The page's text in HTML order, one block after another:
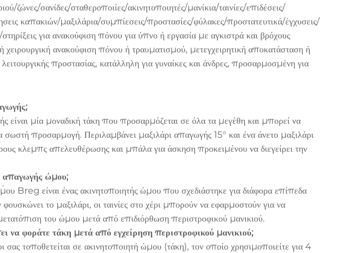
ζώνες/σανίδες/σταθεροποιίες/ακινητοποιητές/μανίκια/ταινίες/επιδέσεις/
καπακιών/μαξιλάρια/συμπίεσεις/προστασίες/φύλακες/προστατευτικά/έγχυσεις/
για ανακούφιση πόνου για ύπνο ή εργασία με αγκιστρά και βρόχους
χειρουργική ανακούφιση πόνου ή τραυματισμού, μετεγχειρητική αποκατάσταση ή
προστασίας, κατάλληλη για γυναίκες και άνδρες, προσαρμοσμένη για
μία μοναδική τάκη που προσαρμόζεται σε όλα τα μεγέθη και μπορεί να
σωστή προσαρμογή. Περιλαμβάνει μαξιλάρι απαγωγής 15° και ένα άνετο μαξιλάρι
κλεμπς απελευθέρωσης και μπάλα για άσκηση προκειμένου να διεγείρει την
απαγωγής ώμου;
Breg είναι ένας ακινητοποιητής ώμου που σχεδιάστηκε για διάφορα επίπεδα
το μαξιλάρι, οι ταινίες στο χέρι μπορούν να εφαρμοστούν για να
του ώμου μετά από επιδιόρθωση περιστροφικού μανικιού.
να φοράτε τάκη μετά από εγχείρηση περιστροφικού μανικιού;
σας τοποθετείται σε ακινητοποιητή ώμου (τάκη), τον οποίο χρησιμοποιείτε για 4